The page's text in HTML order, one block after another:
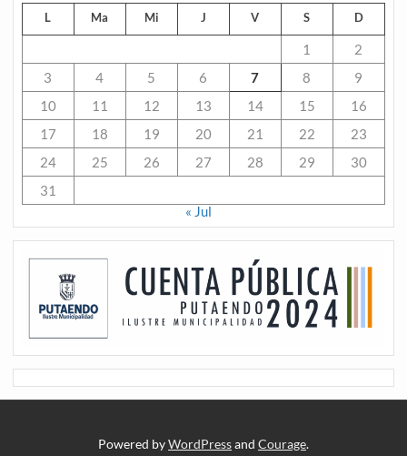
L Ma Mi J V S D
1
2
3
4 5 6 7 8
9
10
11 12 13 14 15
16
17
18 19 20 21 22
23
24
25 26 27 28 29
30
31
« Jul
Powered byWordPressand Courage.